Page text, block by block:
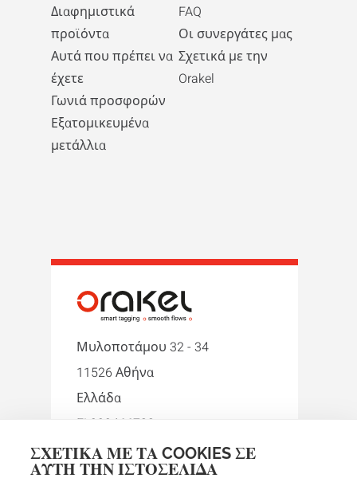
ΣΧΕΤΙΚΆ ΜΕ ΤΑ COOKIES ΣΕ
ΑΥΤΉ ΤΗΝ ΙΣΤΟΣΕΛΊΔΑ
Διαφημιστικά
προϊόντα
Αυτά που πρέπει να
έχετε
Γωνιά προσφορών
Εξατομικευμένα
μετάλλια
FAQ
Οι συνεργάτες μας
Σχετικά με την
Orakel
Μυλοποτάμου 32 - 34
11526 Αθήνα
Ελλάδα
EL999466722
+30 210 9242274
orakel-gr@orakel.com